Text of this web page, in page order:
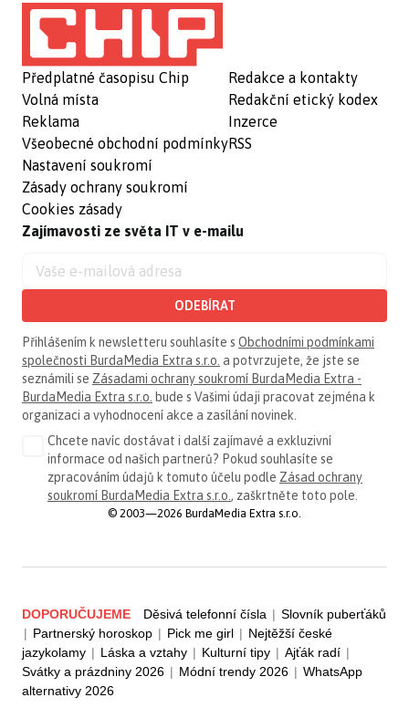
Předplatné časopisu Chip
Volná místa
Reklama
Všeobecné obchodní podmínky
Nastavení soukromí
Zásady ochrany soukromí
Cookies zásady
Redakce a kontakty
Redakční etický kodex
Inzerce
RSS
Zajímavosti ze světa IT v e-mailu
ODEBÍRAT
Přihlášením k newsletteru souhlasíte s Obchodními podmínkami
společnosti BurdaMedia Extra s.r.o. a potvrzujete, že jste se
seznámili se Zásadami ochrany soukromí BurdaMedia Extra -
BurdaMedia Extra s.r.o. bude s Vašimi údaji pracovat zejména k
organizaci a vyhodnocení akce a zasílání novinek.
Chcete navíc dostávat i další zajímavé a exkluzivní
informace od našich partnerů? Pokud souhlasíte se
zpracováním údajů k tomuto účelu podle Zásad ochrany
soukromí BurdaMedia Extra s.r.o., zaškrtněte toto pole.
© 2003—2026 BurdaMedia Extra s.r.o.
DOPORUČUJEME Děsivá telefonní čísla | Slovník puberťáků
| Partnerský horoskop | Pick me girl | Nejtěžší české
jazykolamy | Láska a vztahy | Kulturní tipy | Ajťák radí |
Svátky a prázdniny 2026 | Módní trendy 2026 | WhatsApp
alternativy 2026